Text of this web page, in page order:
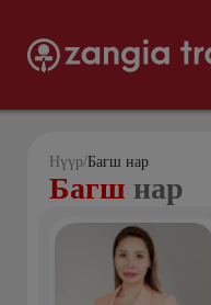
Нүүр/Багш нар
Багш нар